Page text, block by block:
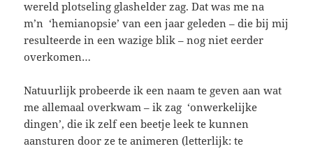
wereld plotseling glashelder zag. Dat was me na
m’n ‘hemianopsie’ van een jaar geleden – die bij mij
resulteerde in een wazige blik – nog niet eerder
overkomen…
Natuurlijk probeerde ik een naam te geven aan wat
me allemaal overkwam – ik zag ‘onwerkelijke
dingen’, die ik zelf een beetje leek te kunnen
aansturen door ze te animeren (letterlijk: te